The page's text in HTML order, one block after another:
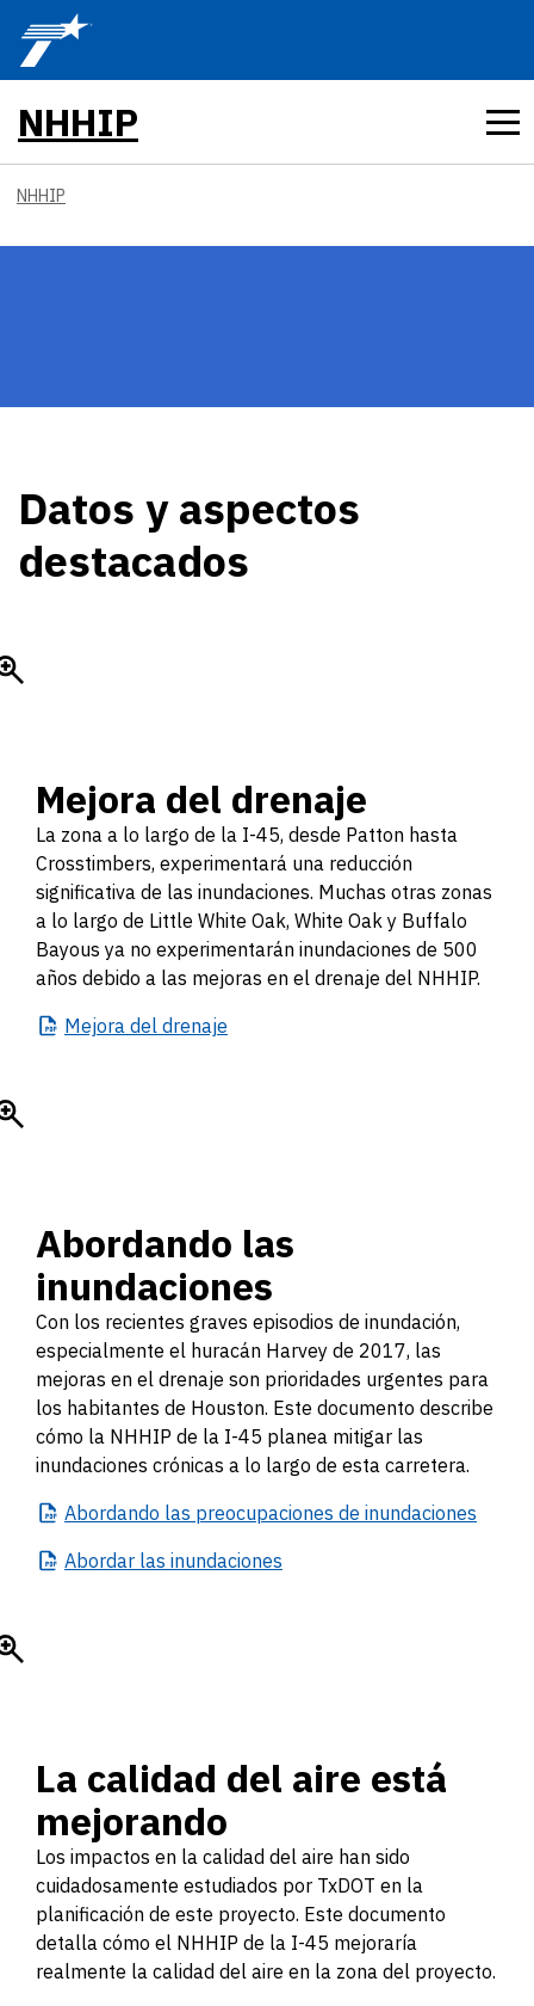
Skip to main content
NHHIP
NHHIP
Datos y aspectos
destacados
Mejora del drenaje
La zona a lo largo de la I-45, desde Patton hasta
Crosstimbers, experimentará una reducción
significativa de las inundaciones. Muchas otras zonas
a lo largo de Little White Oak, White Oak y Buffalo
Bayous ya no experimentarán inundaciones de 500
años debido a las mejoras en el drenaje del NHHIP.
Mejora del drenaje
Abordando las
inundaciones
Con los recientes graves episodios de inundación,
especialmente el huracán Harvey de 2017, las
mejoras en el drenaje son prioridades urgentes para
los habitantes de Houston. Este documento describe
cómo la NHHIP de la I-45 planea mitigar las
inundaciones crónicas a lo largo de esta carretera.
Abordando las preocupaciones de inundaciones
Abordar las inundaciones
La calidad del aire está
mejorando
Los impactos en la calidad del aire han sido
cuidadosamente estudiados por TxDOT en la
planificación de este proyecto. Este documento
detalla cómo el NHHIP de la I-45 mejoraría
realmente la calidad del aire en la zona del proyecto.